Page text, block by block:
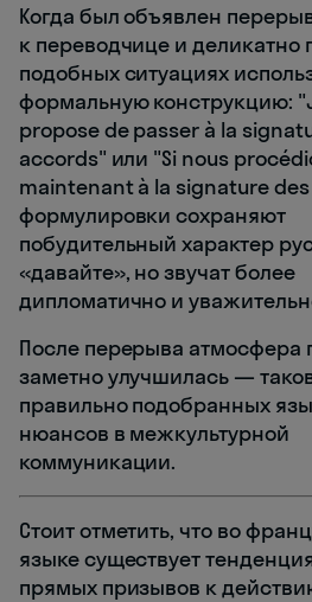
Когда был объявлен
к переводчице и деликатно
подобных ситуациях
формальную конструкцию:
propose de passer à la
accords" или "Si nous
maintenant à la signature
формулировки сохраняют
побудительный характер
«давайте», но звучат более
дипломатично и
После перерыва атмосфера
заметно улучшилась —
правильно подобранных
нюансов в межкультурной
коммуникации.
Стоит отметить, что во
языке существует
прямых призывов к